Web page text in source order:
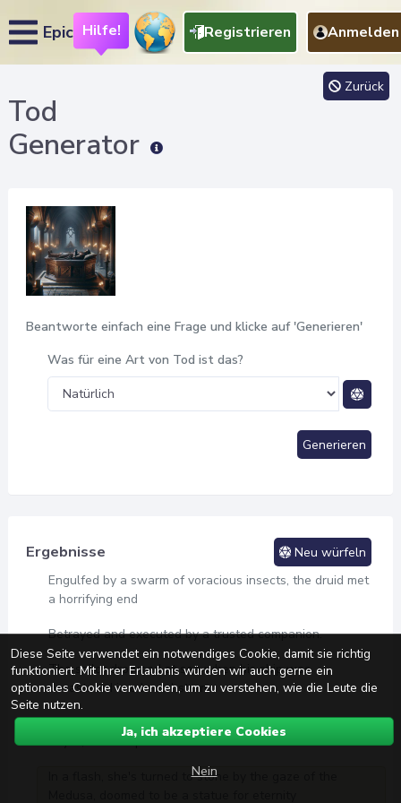
Epic Hilfe! Registrieren Anmelden
Tod
Generator
Zurück
Beantworte einfach eine Frage und klicke auf 'Generieren'
Was für eine Art von Tod ist das?
Generieren
Ergebnisse
Neu würfeln
Engulfed by a swarm of voracious insects, the druid met
a horrifying end
Betrayed and executed by a trusted companion.
The sailor drowned at sea when his ship was
devastated in a brutal storm
Death comes swiftly as he plunges into the endless
abyss, a misstep in the dark
In a flash, she's turned to stone by the gaze of the
Diese Seite verwendet ein notwendiges Cookie, damit sie richtig
funktioniert. Mit Ihrer Erlaubnis würden wir auch gerne ein
optionales Cookie verwenden, um zu verstehen, wie die Leute die
Seite nutzen.
Ja, ich akzeptiere Cookies
Nein